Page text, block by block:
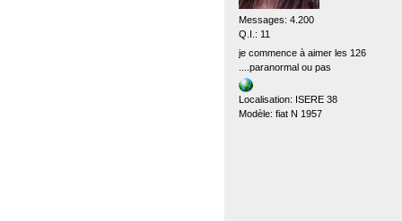
Messages: 4.200
Q.I.: 11
je commence à aimer les 126
....paranormal ou pas
Localisation: ISERE 38
Modèle: fiat N 1957